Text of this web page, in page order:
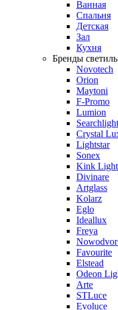
Ванная
Спальня
Детская
Зал
Кухня
Бренды
Novotech
Orion
Maytoni
F-Promo
Lumion
Searchlight
Crystal
Lightstar
Sonex
Kink Light
Divinare
Artglass
Kolarz
Eglo
Ideallux
Freya
Favourite
Elstead
Odeon
Arte
STLuce
Evoluce